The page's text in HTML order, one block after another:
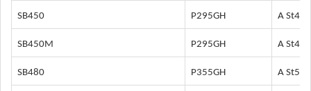
SB450 P295GH A St45,
SB450M P295GH A St45,
SB480 P355GH A St52,